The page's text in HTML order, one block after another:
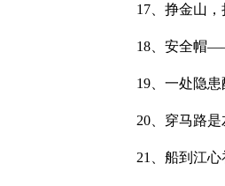
17、挣金山，挣
18、安全帽——
19、一处隐患
20、穿马路是左
21、船到江心